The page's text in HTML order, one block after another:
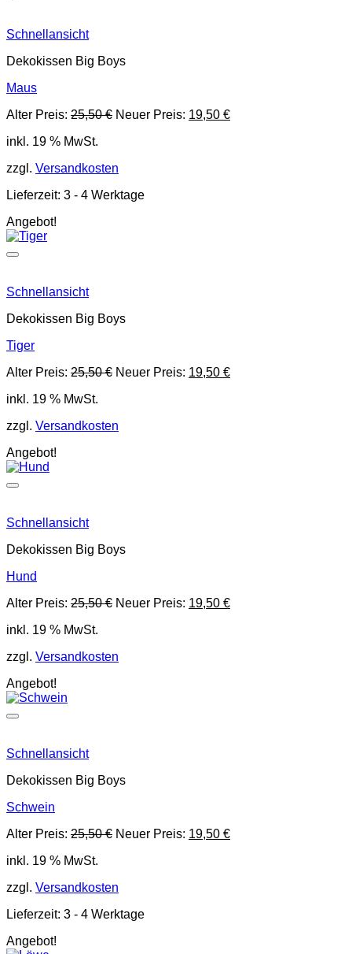
Schnellansicht
Dekokissen Big Boys
Maus
Alter Preis: 25,50€ Ursprünglicher
Neuer Preis: 19,50 €Aktueller
inkl. 19 % MwSt.
zzgl. Versandkosten
Lieferzeit: 3 - 4 Werktage
Angebot!
Schnellansicht
Dekokissen Big Boys
Tiger
Alter Preis: 25,50€ Ursprünglicher
Neuer Preis: 19,50 €Aktueller
inkl. 19 % MwSt.
zzgl. Versandkosten
Angebot!
Schnellansicht
Dekokissen Big Boys
Hund
Alter Preis: 25,50€ Ursprünglicher
Neuer Preis: 19,50 €Aktueller
inkl. 19 % MwSt.
zzgl. Versandkosten
Angebot!
Schnellansicht
Dekokissen Big Boys
Schwein
Alter Preis: 25,50€ Ursprünglicher
Neuer Preis: 19,50 €Aktueller
inkl. 19 % MwSt.
zzgl. Versandkosten
Lieferzeit: 3 - 4 Werktage
Angebot!